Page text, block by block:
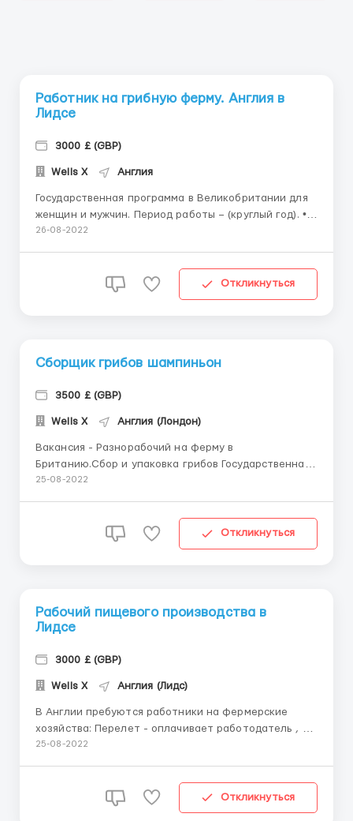
Работник на грибную ферму. Англия в
Лидсе
3000 £ (GBP)
Wells X Англия
Государственная программа в Великобритании для
женщин и мужчин. Период работы – (круглый год). •
Суть работы заключается в выращивании и сборе
Великобритании. Оплата 12.7 фунта в час (15 евро/
26-08-2022
Откликнуться
Сборщик грибов шампиньон
3500 £ (GBP)
Wells X Англия (Лондон)
Вакансия - Разнорабочий на ферму в
Британию.Сбор и упаковка грибов Государственная
программа стажировки в Великобритании для и
в выращивании и сборе ягод, овощей, цветов,
25-08-2022
Откликнуться
Рабочий пищевого производства в
Лидсе
3000 £ (GBP)
Wells X Англия (Лидс)
В Англии пребуются работники на фермерские
хозяйства: Перелет - оплачивает работодатель , но
снимает с первой зарплаты. Знание языка
теплиц, с последующим переводом работы в самих
25-08-2022
Откликнуться